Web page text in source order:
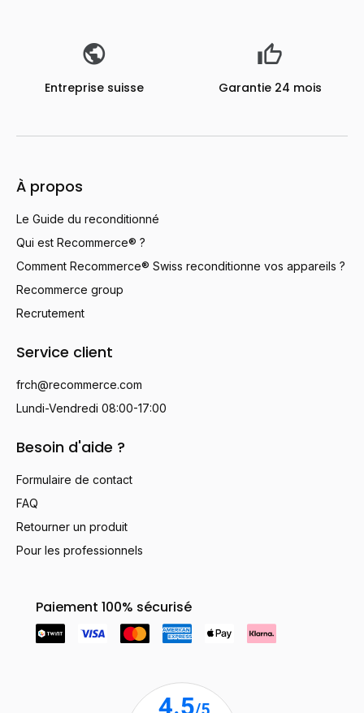
Entreprise suisse Garantie 24 mois
À propos
Le Guide du reconditionné
Qui est Recommerce® ?
Comment Recommerce® Swiss reconditionne vos appareils ?
Recommerce group
Recrutement
Service client
frch@recommerce.com
Lundi-Vendredi 08:00-17:00
Besoin d'aide ?
Formulaire de contact
FAQ
Retourner un produit
Pour les professionnels
Paiement 100% sécurisé